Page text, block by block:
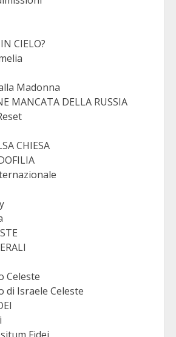
CIELO?
Madonna
MANCATA DELLA RUSSIA
CHIESA
Celeste
di Israele Celeste